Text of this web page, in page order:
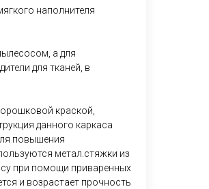
наполнителя
а для
для тканей, в
краской,
данного каркаса
повышения
метал.стяжки из
при помощи приваренных
и возрастает прочность